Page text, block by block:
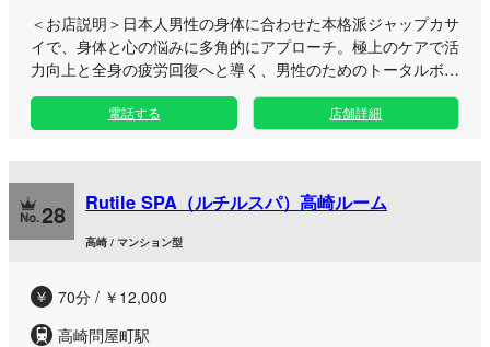
＜お店説明＞ 日本人男性の身体に合わせた本格派ジャップカサ
イで、身体と心の悩みに多角的にアプローチ。極上のケアで活
力向上と全身の疲労回復へと導く、男性のためのトータルボデ
ィケアサロンです。 多忙な日々で疲れや不調を感じているビ
ジネスマンや大人の方へ、身体も心もほどける優雅なお手入れ
をご提供いたします。当サロンでは、指や肘まで全身を駆使し
みへアプローチしつつ、男性の生命力の源に働きかける独自の
施術で健康的な身体造りを力強く支えます。 落ち着いて過ご
せる快適なサロン空間をご用意しており、お仕事帰りや休日の
お出かけの合間など、リフレッシュしたいタイミングで気軽に
は、ぜひ心身が解き放たれる至福のひとときをご体感くださ
い。
電話する 店舗詳細
28 Rutile SPA（ルチルスパ）高崎ルーム
高崎 / マンション型
70分 / ￥12,000
高崎問屋町駅